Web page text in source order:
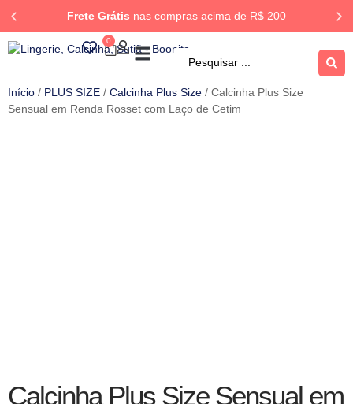
Frete Grátis nas compras acima de R$ 200
0
Início / PLUS SIZE / Calcinha Plus Size / Calcinha Plus Size
Sensual em Renda Rosset com Laço de Cetim
Calcinha Plus Size Sensual em